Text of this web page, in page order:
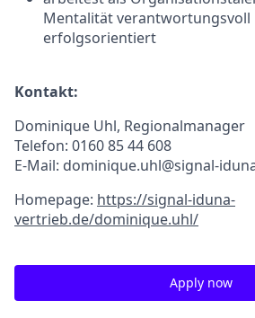
Mentalität verantwortungsvoll
erfolgsorientiert
Kontakt:
Dominique Uhl, Regionalmanager
Telefon: 0160 85 44 608
E-Mail: dominique.uhl@signal-
Homepage: https://signal-iduna-
vertrieb.de/dominique.uhl/
Apply now